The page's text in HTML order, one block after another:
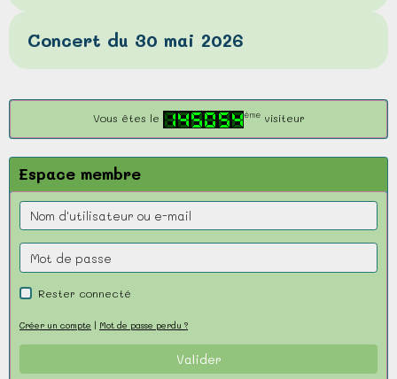
Concert du 30 mai 2026
Vous êtes le èmevisiteur
Espace membre
Rester connecté
Créer un compte | Mot de passe perdu ?
Valider